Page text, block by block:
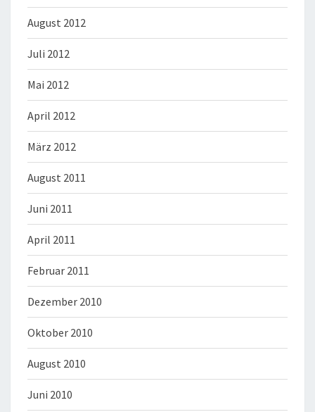
August 2012
Juli 2012
Mai 2012
April 2012
März 2012
August 2011
Juni 2011
April 2011
Februar 2011
Dezember 2010
Oktober 2010
August 2010
Juni 2010